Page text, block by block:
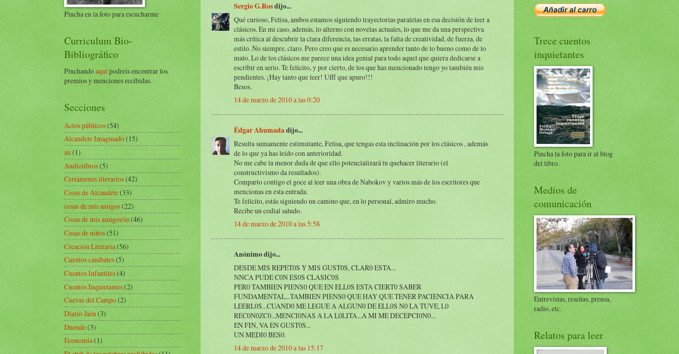
Sergio G.Rosdijo...
Qué curioso, Felisa, ambos estamos siguiendo trayectorias paralelas en esa decisión de leer a
clásicos. En mi caso, además, lo alterno con novelas actuales, lo que me da una perspectiva
más crítica al descubrir la clara diferencia, las erratas, la falta de creatividad, de fuerza, de
estilo. No siempre, claro. Pero creo que es necesario aprender tanto de lo bueno como de lo
malo. Lo de los clásicos me parece una idea genial para todo aquel que quiera dedicarse a
escribir en serio. Te felicito, y por cierto, de los que has mencionado tengo yo también mis
pendientes. ¡Hay tanto que leer! Ufff que apuro!!!
Besos.
14 de marzo de 2010 a las 0:20
Édgar Ahumadadijo...
Resulta sumamente estimulante, Felisa, que tengas esta inclinación por los clásicos , además
de lo que ya has leído con anterioridad.
No me cabe la menor duda de que ello potencializará tu quehacer literario (el
constructivismo da resultados).
Comparto contigo el goce al leer una obra de Nabokov y varios más de los escritores que
mencionas en esta entrada.
Te felicito, estás siguiendo un camino que, en lo personal, admiro mucho.
Recibe un codial saludo.
14 de marzo de 2010 a las 5:58
Anónimo dijo...
DESDE MIS REPET0S Y MIS GUST0S, CLAR0 ESTA...
NNCA PUDE C0N ES0S CLASIC0S
PER0 TAMBIEN PIENS0 QUE EN ELL0S ESTA CIERT0 SABER
FUNDAMENTAL...TAMBIEN PIENS0 QUE HAY QUE TENER PACIENCIA PARA
LEERL0S...CUAND0 ME LEGUE A ALGUN0 DE ELL0S N0 LA TUVE, L0
REC0N0ZC0...MENCI0NAS A LA L0LITA...A MI ME DECEPCI0N0...
EN FIN, VA EN GUST0S...
UN MEDI0 BES0.
14 de marzo de 2010 a las 15:17
Pincha en la foto para escucharme
Curriculum Bio-
Bibliográfico
Pinchandoaquípodreis encontrar los
premios y menciones recibidas.
Secciones
Actos públicos(54)
Alcaudete Imaginado(15)
au(1)
Audiolibros(5)
Certámenes literarios(42)
Cosas de Alcaudete(33)
cosas de mis amigos(22)
Cosas de mis amigos/as(46)
Cosas de niños(51)
Creación Literaria(56)
Cuentos caníbales(5)
Cuentos Infantiles(4)
Cuentos Inquietantes(2)
Cuevas del Campo(2)
Diario Jaén(3)
Duende(3)
Economía(1)
Trece cuentos
inquietantes
Pincha la foto para ir al blog
del libro.
Medios de
comunicación
Entrevistas, reseñas, prensa,
radio, etc.
Relatos para leer